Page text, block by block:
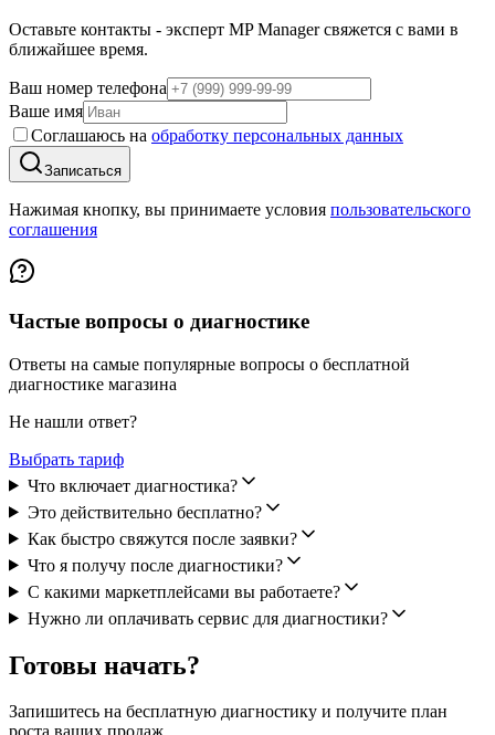
Оставьте контакты - эксперт MP Manager свяжется с вами в
ближайшее время.
Ваш номер телефона
Ваше имя
Соглашаюсь на обработку персональных данных
Записаться
Нажимая кнопку, вы принимаете условия пользовательского
соглашения
Частые вопросы о диагностике
Ответы на самые популярные вопросы о бесплатной
диагностике магазина
Не нашли ответ?
Выбрать тариф
Что включает диагностика?
Это действительно бесплатно?
Как быстро свяжутся после заявки?
Что я получу после диагностики?
С какими маркетплейсами вы работаете?
Нужно ли оплачивать сервис для диагностики?
Готовы начать?
Запишитесь на бесплатную диагностику и получите план